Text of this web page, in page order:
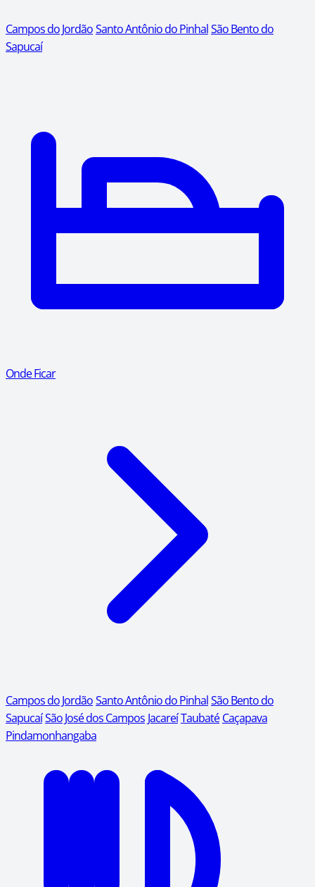
Campos do JordãoSanto Antônio do PinhalSão Bento do
Sapucaí
Onde Ficar
Campos do JordãoSanto Antônio do PinhalSão Bento do
SapucaíSão José dos Campos JacareíTaubaté Caçapava
Pindamonhangaba